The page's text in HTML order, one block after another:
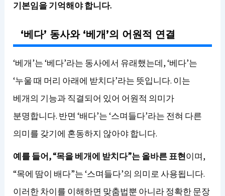
기본임을 기억해야 합니다.
‘베다’ 동사와 ‘베개’의 어원적 연결
‘베개’는 ‘베다’라는 동사에서 유래했는데, ‘베다’는
‘누울 때 머리 아래에 받치다’라는 뜻입니다. 이는
베개의 기능과 직결되어 있어 어원적 의미가
분명합니다. 반면 ‘배다’는 ‘스며들다’라는 전혀 다른
의미를 갖기에 혼동하지 않아야 합니다.
예를 들어, “목을 베개에 받치다”는 올바른 표현이며,
“목에 땀이 배다”는 ‘스며들다’의 의미로 사용됩니다.
이러한 차이를 이해하면 맞춤법뿐 아니라 정확한 문장